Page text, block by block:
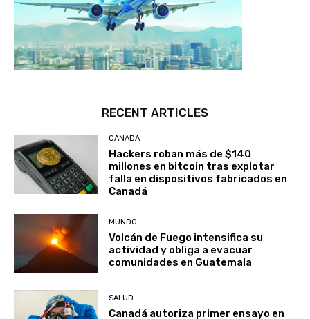
RECENT ARTICLES
CANADA
Hackers roban más de $140
millones en bitcoin tras explotar
falla en dispositivos fabricados en
Canadá
MUNDO
Volcán de Fuego intensifica su
actividad y obliga a evacuar
comunidades en Guatemala
SALUD
Canadá autoriza primer ensayo en